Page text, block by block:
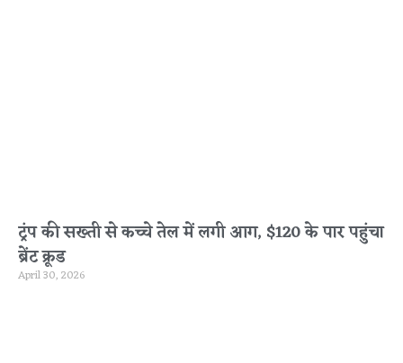
ट्रंप की सख्ती से कच्चे तेल में लगी आग, $120 के पार पहुंचा
ब्रेंट क्रूड
April 30, 2026